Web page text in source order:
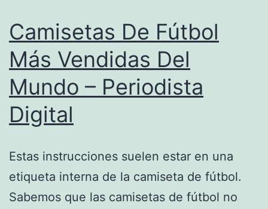
Camisetas De Fútbol
Más Vendidas Del
Mundo – Periodista
Digital
Estas instrucciones suelen estar en una
etiqueta interna de la camiseta de fútbol.
Sabemos que las camisetas de fútbol no